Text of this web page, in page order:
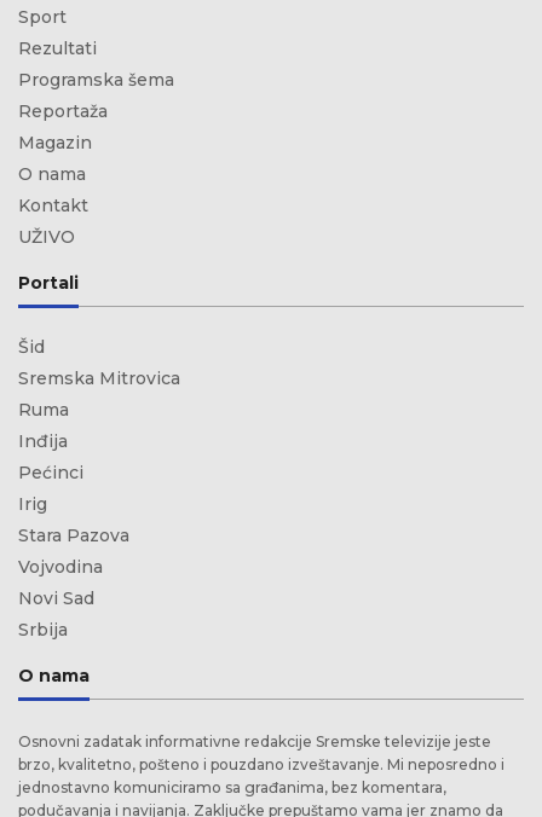
Sport
Rezultati
Programska šema
Reportaža
Magazin
O nama
Kontakt
UŽIVO
Portali
Šid
Sremska Mitrovica
Ruma
Inđija
Pećinci
Irig
Stara Pazova
Vojvodina
Novi Sad
Srbija
O nama
Osnovni zadatak informativne redakcije Sremske televizije jeste
brzo, kvalitetno, pošteno i pouzdano izveštavanje. Mi neposredno i
jednostavno komuniciramo sa građanima, bez komentara,
podučavanja i navijanja. Zaključke prepuštamo vama jer znamo da